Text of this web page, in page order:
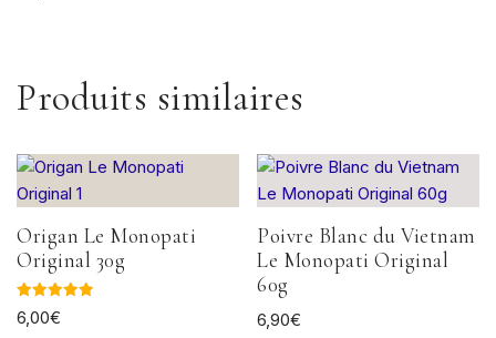
Produits similaires
Origan Le Monopati
Original 30g
Note
5.00
6,00€
Poivre Blanc du Vietnam
Le Monopati Original
60g
6,90€